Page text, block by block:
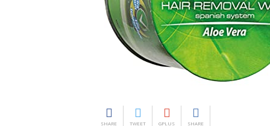
SHARE TWEET GPLUS SHARE